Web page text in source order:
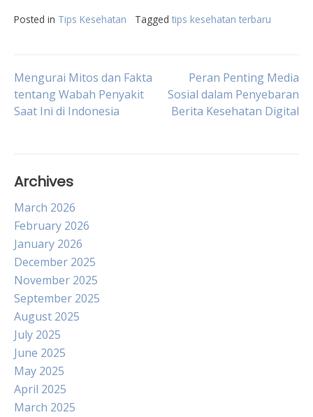
Posted in Tips Kesehatan Tagged tips kesehatan terbaru
Post
navigation
Mengurai Mitos dan Fakta
tentang Wabah Penyakit
Saat Ini di Indonesia
Peran Penting Media
Sosial dalam Penyebaran
Berita Kesehatan Digital
Archives
March 2026
February 2026
January 2026
December 2025
November 2025
September 2025
August 2025
July 2025
June 2025
May 2025
April 2025
March 2025